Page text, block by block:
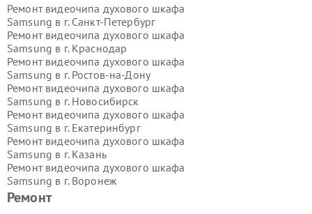
Ремонт
Ремонт видеочипа духового шкафа
Samsung в г. Санкт-Петербург
Ремонт видеочипа духового шкафа
Samsung в г. Краснодар
Ремонт видеочипа духового шкафа
Samsung в г. Ростов-на-Дону
Ремонт видеочипа духового шкафа
Samsung в г. Новосибирск
Ремонт видеочипа духового шкафа
Samsung в г. Екатеринбург
Ремонт видеочипа духового шкафа
Samsung в г. Казань
Ремонт видеочипа духового шкафа
Samsung в г. Воронеж
Ремонт видеочипа духового шкафа
Samsung в г.